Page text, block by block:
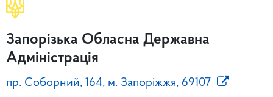
Запорізька Обласна Державна
Адміністрація
пр. Соборний, 164, м. Запоріжжя, 69107